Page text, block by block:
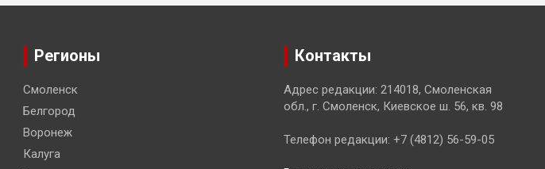
Регионы
Смоленск
Белгород
Воронеж
Калуга
Контакты
Адрес редакции: 214018, Смоленская
обл., г. Смоленск, Киевское ш. 56, кв. 98
Телефон редакции: +7 (4812) 56-59-05